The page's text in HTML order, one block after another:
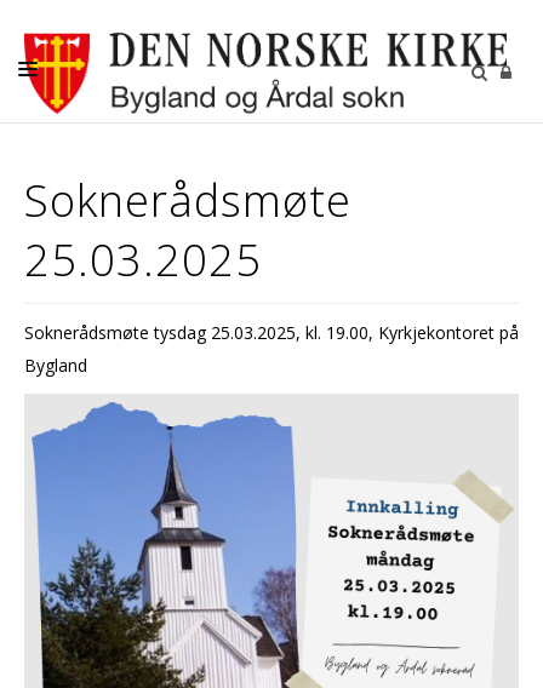
KYRKJER
KYRKJELYD
Soknerådsmøte
25.03.2025
Soknerådsmøte tysdag 25.03.2025, kl. 19.00, Kyrkjekontoret på
Bygland